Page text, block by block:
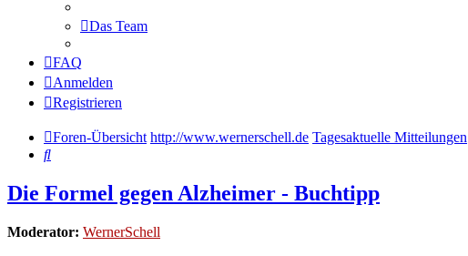
Das Team
FAQ
Anmelden
Registrieren
Foren-Übersicht http://www.wernerschell.de Tagesaktuelle Mitteilungen
Suche
Die Formel gegen Alzheimer - Buchtipp
Moderator: WernerSchell